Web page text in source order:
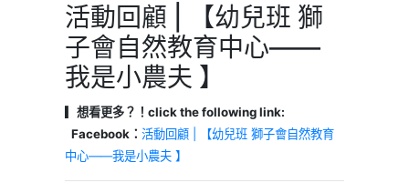
活動回顧 | 【幼兒班 獅
子會自然教育中心——
我是小農夫 】
▎想看更多？！click the following link:
Facebook： 活動回顧 | 【幼兒班 獅子會自然教育
中心——我是小農夫 】